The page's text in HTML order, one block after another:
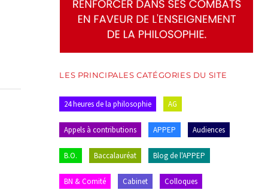
LES PRINCIPALES CATÉGORIES DU SITE
24 heures de la philosophie AG
Appels à contributions APPEP Audiences
B.O. Baccalauréat Blog de l'APPEP
BN & Comité Cabinet Colloques